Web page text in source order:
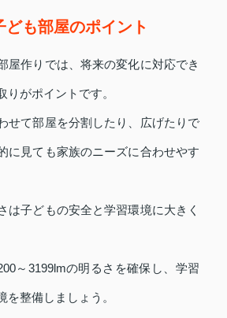
ども部屋のポイント
屋作りでは、将来の変化に対応でき
りがポイントです。
せて部屋を分割したり、広げたりで
に見ても家族のニーズに合わせやす
は子どもの安全と学習環境に大きく
～3199lmの明るさを確保し、学習
を整備しましょう。